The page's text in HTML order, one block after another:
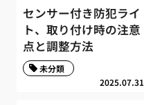
センサー付き防犯ライ
ト、取り付け時の注意
点と調整方法
2025.07.31
未分類